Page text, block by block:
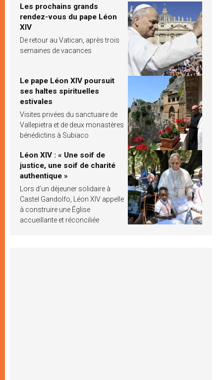
Les prochains grands
rendez-vous du pape Léon
XIV
De retour au Vatican, après trois
semaines de vacances
Le pape Léon XIV poursuit
ses haltes spirituelles
estivales
Visites privées du sanctuaire de
Vallepietra et de deux monastères
bénédictins à Subiaco
Léon XIV : « Une soif de
justice, une soif de charité
authentique »
Lors d’un déjeuner solidaire à
Castel Gandolfo, Léon XIV appelle
à construire une Église
accueillante et réconciliée